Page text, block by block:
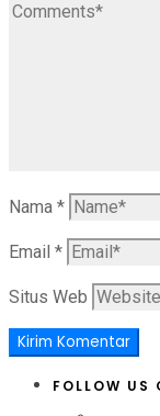
Nama *
Email *
Situs Web
FOLLOW US